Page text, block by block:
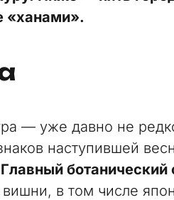
«ханами».
— уже давно не
наступившей
Главный ботанический
в том числе